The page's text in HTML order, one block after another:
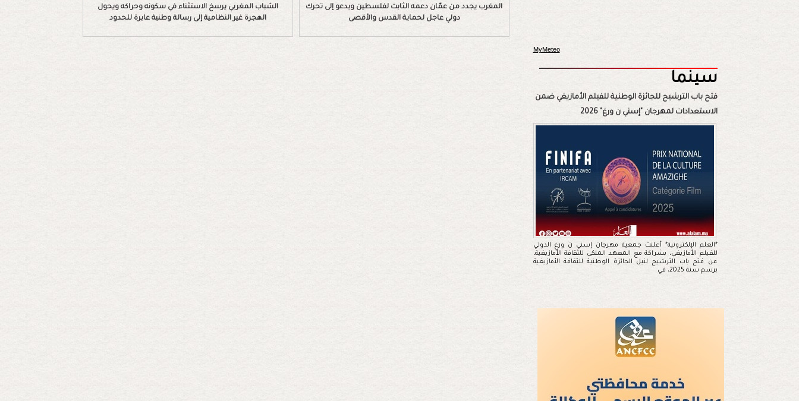
الشباب المغربي يرسخ الاستثناء في سكونه وحراكه ويحول
الهجرة غير النظامية إلى رسالة وطنية عابرة للحدود
المغرب يجدد من عمّان دعمه الثابت لفلسطين ويدعو إلى تحرك
دولي عاجل لحماية القدس والأقصى
MyMeteo
سينما
فتح باب الترشيح للجائزة الوطنية للفيلم الأمازيغي ضمن
الاستعدادات لمهرجان "إسني ن ورغ" 2026
*العلم الإلكترونية* أعلنت جمعية مهرجان إسني ن ورغ الدولي
للفيلم الأمازيغي، بشراكة مع المعهد الملكي للثقافة الأمازيغية،
عن فتح باب الترشيح لنيل الجائزة الوطنية للثقافة الأمازيغية
برسم سنة 2025، في